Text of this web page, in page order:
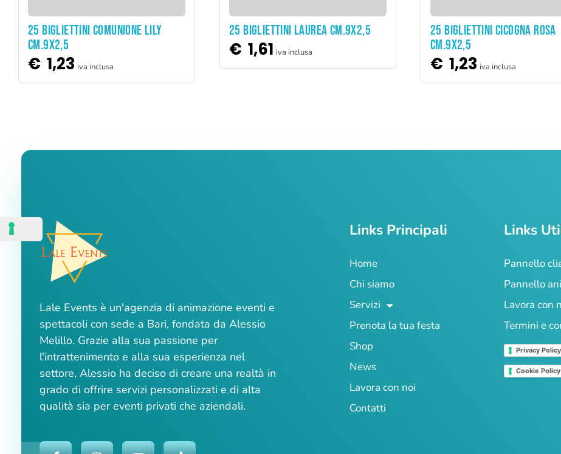
ADD TO CART
25 BIGLIETTINI COMUNIONE LILY
CM.9X2,5
€ 1,23 iva inclusa
ADD TO CART
25 BIGLIETTINI LAUREA CM.9X2,5
€ 1,61 iva inclusa
ADD TO CART
25 BIGLIETTINI CICOGNA ROSA
CM.9X2,5
€ 1,23 iva inclusa
Lale Events è un'agenzia di animazione eventi e
spettacoli con sede a Bari, fondata da Alessio
Melillo. Grazie alla sua passione per
l'intrattenimento e alla sua esperienza nel
settore, Alessio ha deciso di creare una realtà in
grado di offrire servizi personalizzati e di alta
qualità sia per eventi privati che aziendali.
Links Principali
Home
Chi siamo
Servizi
Prenota la tua festa
Shop
News
Lavora con noi
Contatti
Links
Pannello
Pannello
Lavora con
Termini e
Privacy Policy
Cookie Policy